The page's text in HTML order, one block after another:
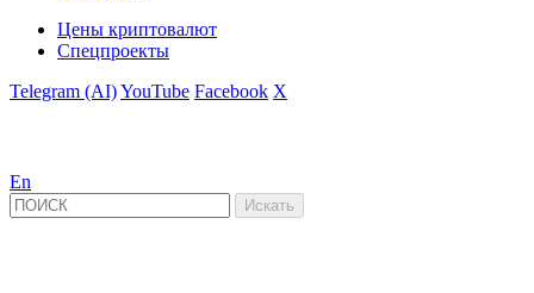
Цены криптовалют
Спецпроекты
Telegram (AI)YouTube Facebook X
En